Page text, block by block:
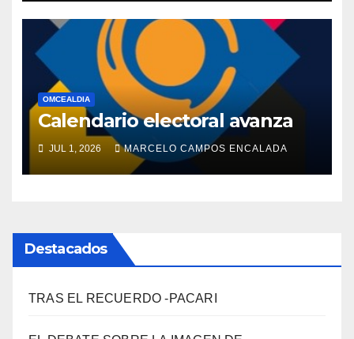
OMCEALDIA
Calendario electoral avanza
JUL 1, 2026 MARCELO CAMPOS ENCALADA
Destacados
TRAS EL RECUERDO -PACARI